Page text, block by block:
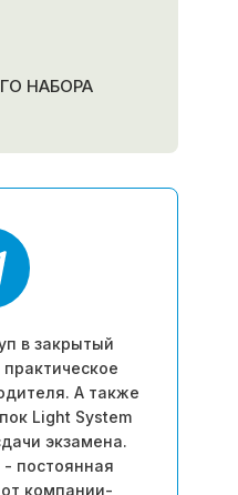
в закрытый
А также
Light System
экзамена.
постоянная
компании-
НАБОРА